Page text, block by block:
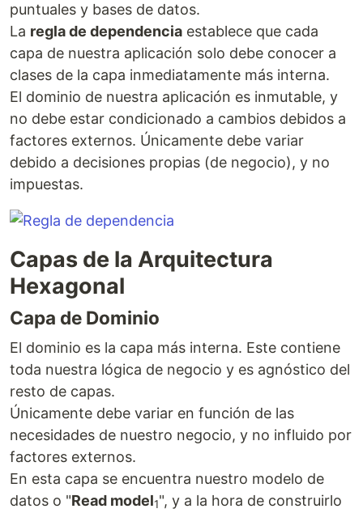
puntuales y bases de datos.
La regla de dependencia establece que cada
capa de nuestra aplicación solo debe conocer a
clases de la capa inmediatamente más interna.
El dominio de nuestra aplicación es inmutable, y
no debe estar condicionado a cambios debidos a
factores externos. Únicamente debe variar
debido a decisiones propias (de negocio), y no
impuestas.
Capas de la Arquitectura
Hexagonal
Capa de Dominio
El dominio es la capa más interna. Este contiene
toda nuestra lógica de negocio y es agnóstico del
resto de capas.
Únicamente debe variar en función de las
necesidades de nuestro negocio, y no influido por
factores externos.
En esta capa se encuentra nuestro modelo de
datos o "Read model1", y a la hora de construirlo